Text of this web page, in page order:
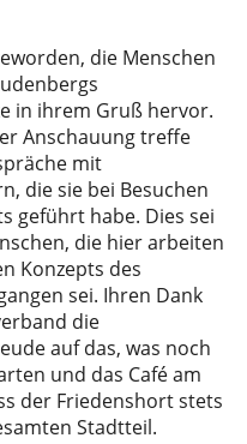
die Menschen
in ihrem Gruß hervor.
Anschauung treffe
mit
die sie bei Besuchen
geführt habe. Dies sei
die hier arbeiten
Konzepts des
sei. Ihren Dank
die
auf das, was noch
und das Café am
der Friedenshort stets
Stadtteil.